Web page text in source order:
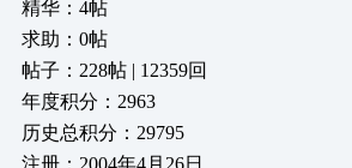
精华：4帖
求助：0帖
帖子：228帖 | 12359回
年度积分：2963
历史总积分：29795
注册：2004年4月26日